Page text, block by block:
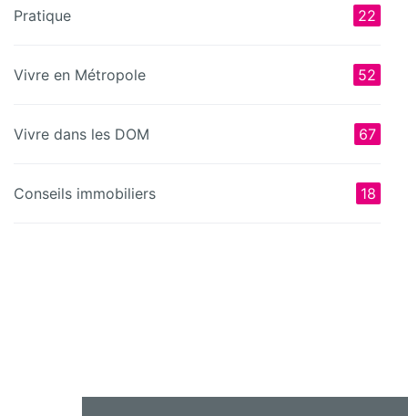
Pratique 22
Vivre en Métropole 52
Vivre dans les DOM 67
Conseils immobiliers 18